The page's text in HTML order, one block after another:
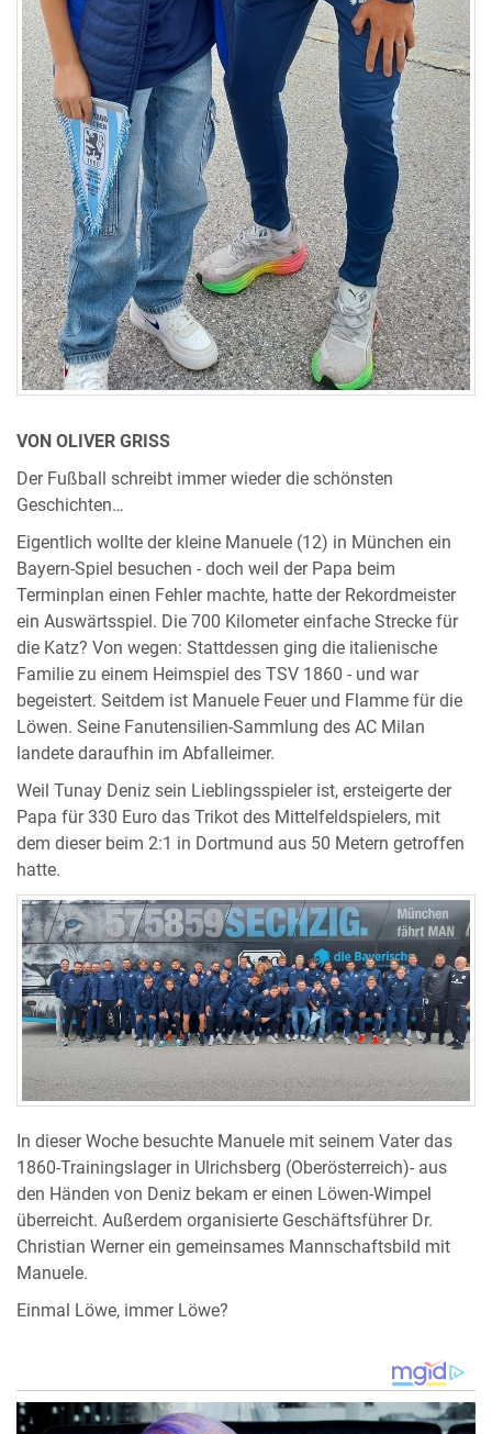
VON OLIVER GRISS
Der Fußball schreibt immer wieder die schönsten
Geschichten…
Eigentlich wollte der kleine Manuele (12) in München ein
Bayern-Spiel besuchen - doch weil der Papa beim
Terminplan einen Fehler machte, hatte der Rekordmeister
ein Auswärtsspiel. Die 700 Kilometer einfache Strecke für
die Katz? Von wegen: Stattdessen ging die italienische
Familie zu einem Heimspiel des TSV 1860 - und war
begeistert. Seitdem ist Manuele Feuer und Flamme für die
Löwen. Seine Fanutensilien-Sammlung des AC Milan
landete daraufhin im Abfalleimer.
Weil Tunay Deniz sein Lieblingsspieler ist, ersteigerte der
Papa für 330 Euro das Trikot des Mittelfeldspielers, mit
dem dieser beim 2:1 in Dortmund aus 50 Metern getroffen
hatte.
In dieser Woche besuchte Manuele mit seinem Vater das
1860-Trainingslager in Ulrichsberg (Oberösterreich)- aus
den Händen von Deniz bekam er einen Löwen-Wimpel
überreicht. Außerdem organisierte Geschäftsführer Dr.
Christian Werner ein gemeinsames Mannschaftsbild mit
Manuele.
Einmal Löwe, immer Löwe?